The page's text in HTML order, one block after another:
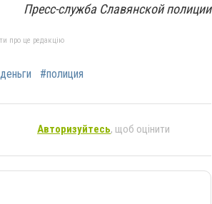
Пресс-служба Славянской полиции
про це редакцію
#полиция
Авторизуйтесь, щоб оцінити